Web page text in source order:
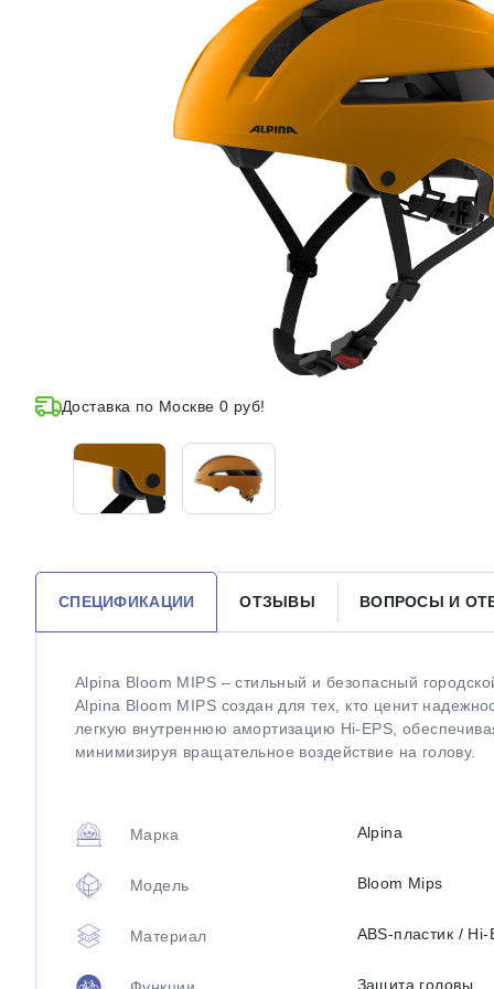
Доставка по Москве 0 руб!
СПЕЦИФИКАЦИИ ОТЗЫВЫ ВОПРОСЫ И
Alpina Bloom MIPS – стильный и безопасный
Alpina Bloom MIPS создан для тех, кто ценит
легкую внутреннюю амортизацию Hi-EPS,
минимизируя вращательное воздействие на голову.
Марка Alpina
Модель Bloom Mips
Материал ABS-пластик /
Защита головы